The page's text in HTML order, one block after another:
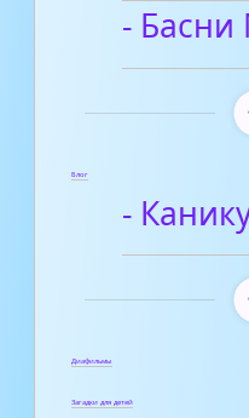
- Басни
Блог
-
Диафильмы
Загадки для детей